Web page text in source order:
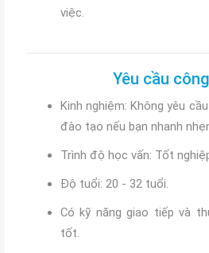
việc.
Yêu cầu
Kinh nghiệm: Không yêu
đào tạo nếu bạn nhanh
Trình độ học vấn: Tốt
Độ tuổi: 20 - 32 tuổi.
Có kỹ năng giao tiếp và
tốt.